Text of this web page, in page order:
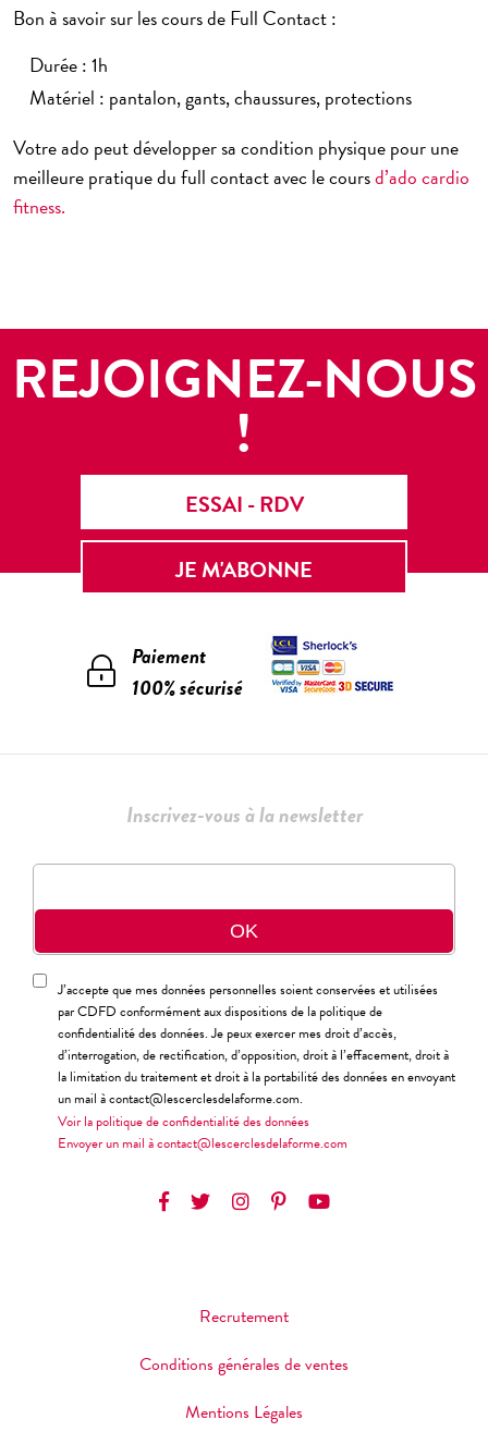
Bon à savoir sur les cours de Full Contact :
Durée : 1h
Matériel : pantalon, gants, chaussures, protections
Votre ado peut développer sa condition physique pour une
meilleure pratique du full contact avec le coursd’ado cardio
fitness.
REJOIGNEZ-NOUS
!
ESSAI - RDV
JE M'ABONNE
Paiement
100% sécurisé
Inscrivez-vous à la newsletter
J’accepte que mes données personnelles soient conservées et utilisées
par CDFD conformément aux dispositions de la politique de
confidentialité des données. Je peux exercer mes droit d’accès,
d’interrogation, de rectification, d’opposition, droit à l’effacement, droit à
la limitation du traitement et droit à la portabilité des données en envoyant
un mail à contact@lescerclesdelaforme.com.
Voir la politique de confidentialité des données
Envoyer un mail à contact@lescerclesdelaforme.com
Recrutement
Conditions générales de ventes
Mentions Légales